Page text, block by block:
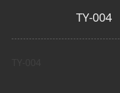
TY-004